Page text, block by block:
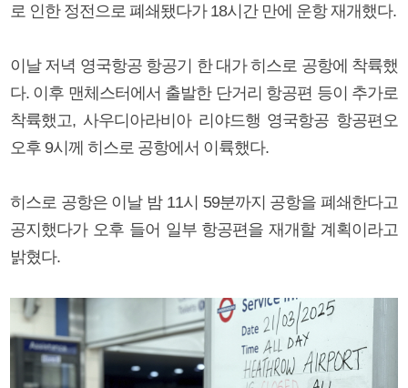
로 인한 정전으로 폐쇄됐다가 18시간 만에 운항 재개했다.
이날 저녁 영국항공 항공기 한 대가 히스로 공항에 착륙했
다. 이후 맨체스터에서 출발한 단거리 항공편 등이 추가로
착륙했고, 사우디아라비아 리야드행 영국항공 항공편오
오후 9시께 히스로 공항에서 이륙했다.
히스로 공항은 이날 밤 11시 59분까지 공항을 폐쇄한다고
공지했다가 오후 들어 일부 항공편을 재개할 계획이라고
밝혔다.